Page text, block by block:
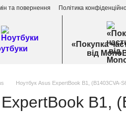
та повернення Політика
«Покупка
від
Ноутбук Asus ExpertBook B1, (B1403CVA-
B1,